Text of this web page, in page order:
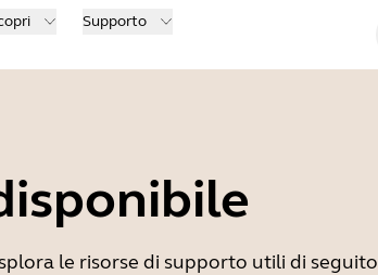
Supporto
le risorse di supporto utili di seguito